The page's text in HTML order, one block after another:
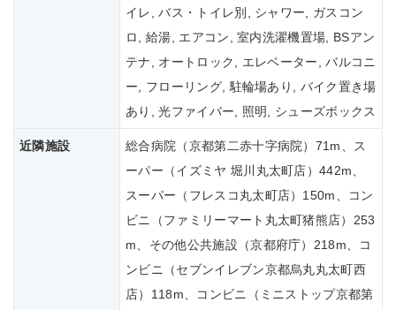
イレ, バス・トイレ別, シャワー, ガスコン
ロ, 給湯, エアコン, 室内洗濯機置場, BSアン
テナ, オートロック, エレベーター, バルコニ
ー, フローリング, 駐輪場あり, バイク置き場
あり, 光ファイバー, 照明, シューズボックス
近隣施設
総合病院（京都第二赤十字病院）71m、ス
ーパー（イズミヤ 堀川丸太町店）442m、
スーパー（フレスコ丸太町店）150m、コン
ビニ（ファミリーマート丸太町猪熊店）253
m、その他公共施設（京都府庁）218m、コ
ンビニ（セブンイレブン京都烏丸丸太町西
店）118m、コンビニ（ミニストップ京都第